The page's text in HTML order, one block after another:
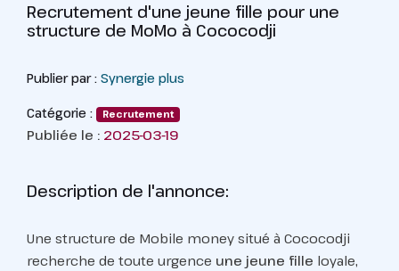
Recrutement d'une jeune fille pour une
structure de MoMo à Cococodji
Publier par : Synergie plus
Catégorie : Recrutement
Publiée le : 2025-03-19
Description de l'annonce:
Une structure de Mobile money situé à Cococodji
recherche de toute urgence une jeune fille loyale,